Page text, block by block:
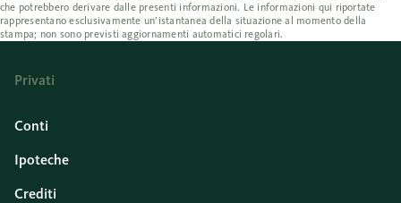
che potrebbero derivare dalle presenti informazioni. Le informazioni qui riportate
rappresentano esclusivamente un’istantanea della situazione al momento della
stampa; non sono previsti aggiornamenti automatici regolari.
Privati
Conti
Ipoteche
Crediti